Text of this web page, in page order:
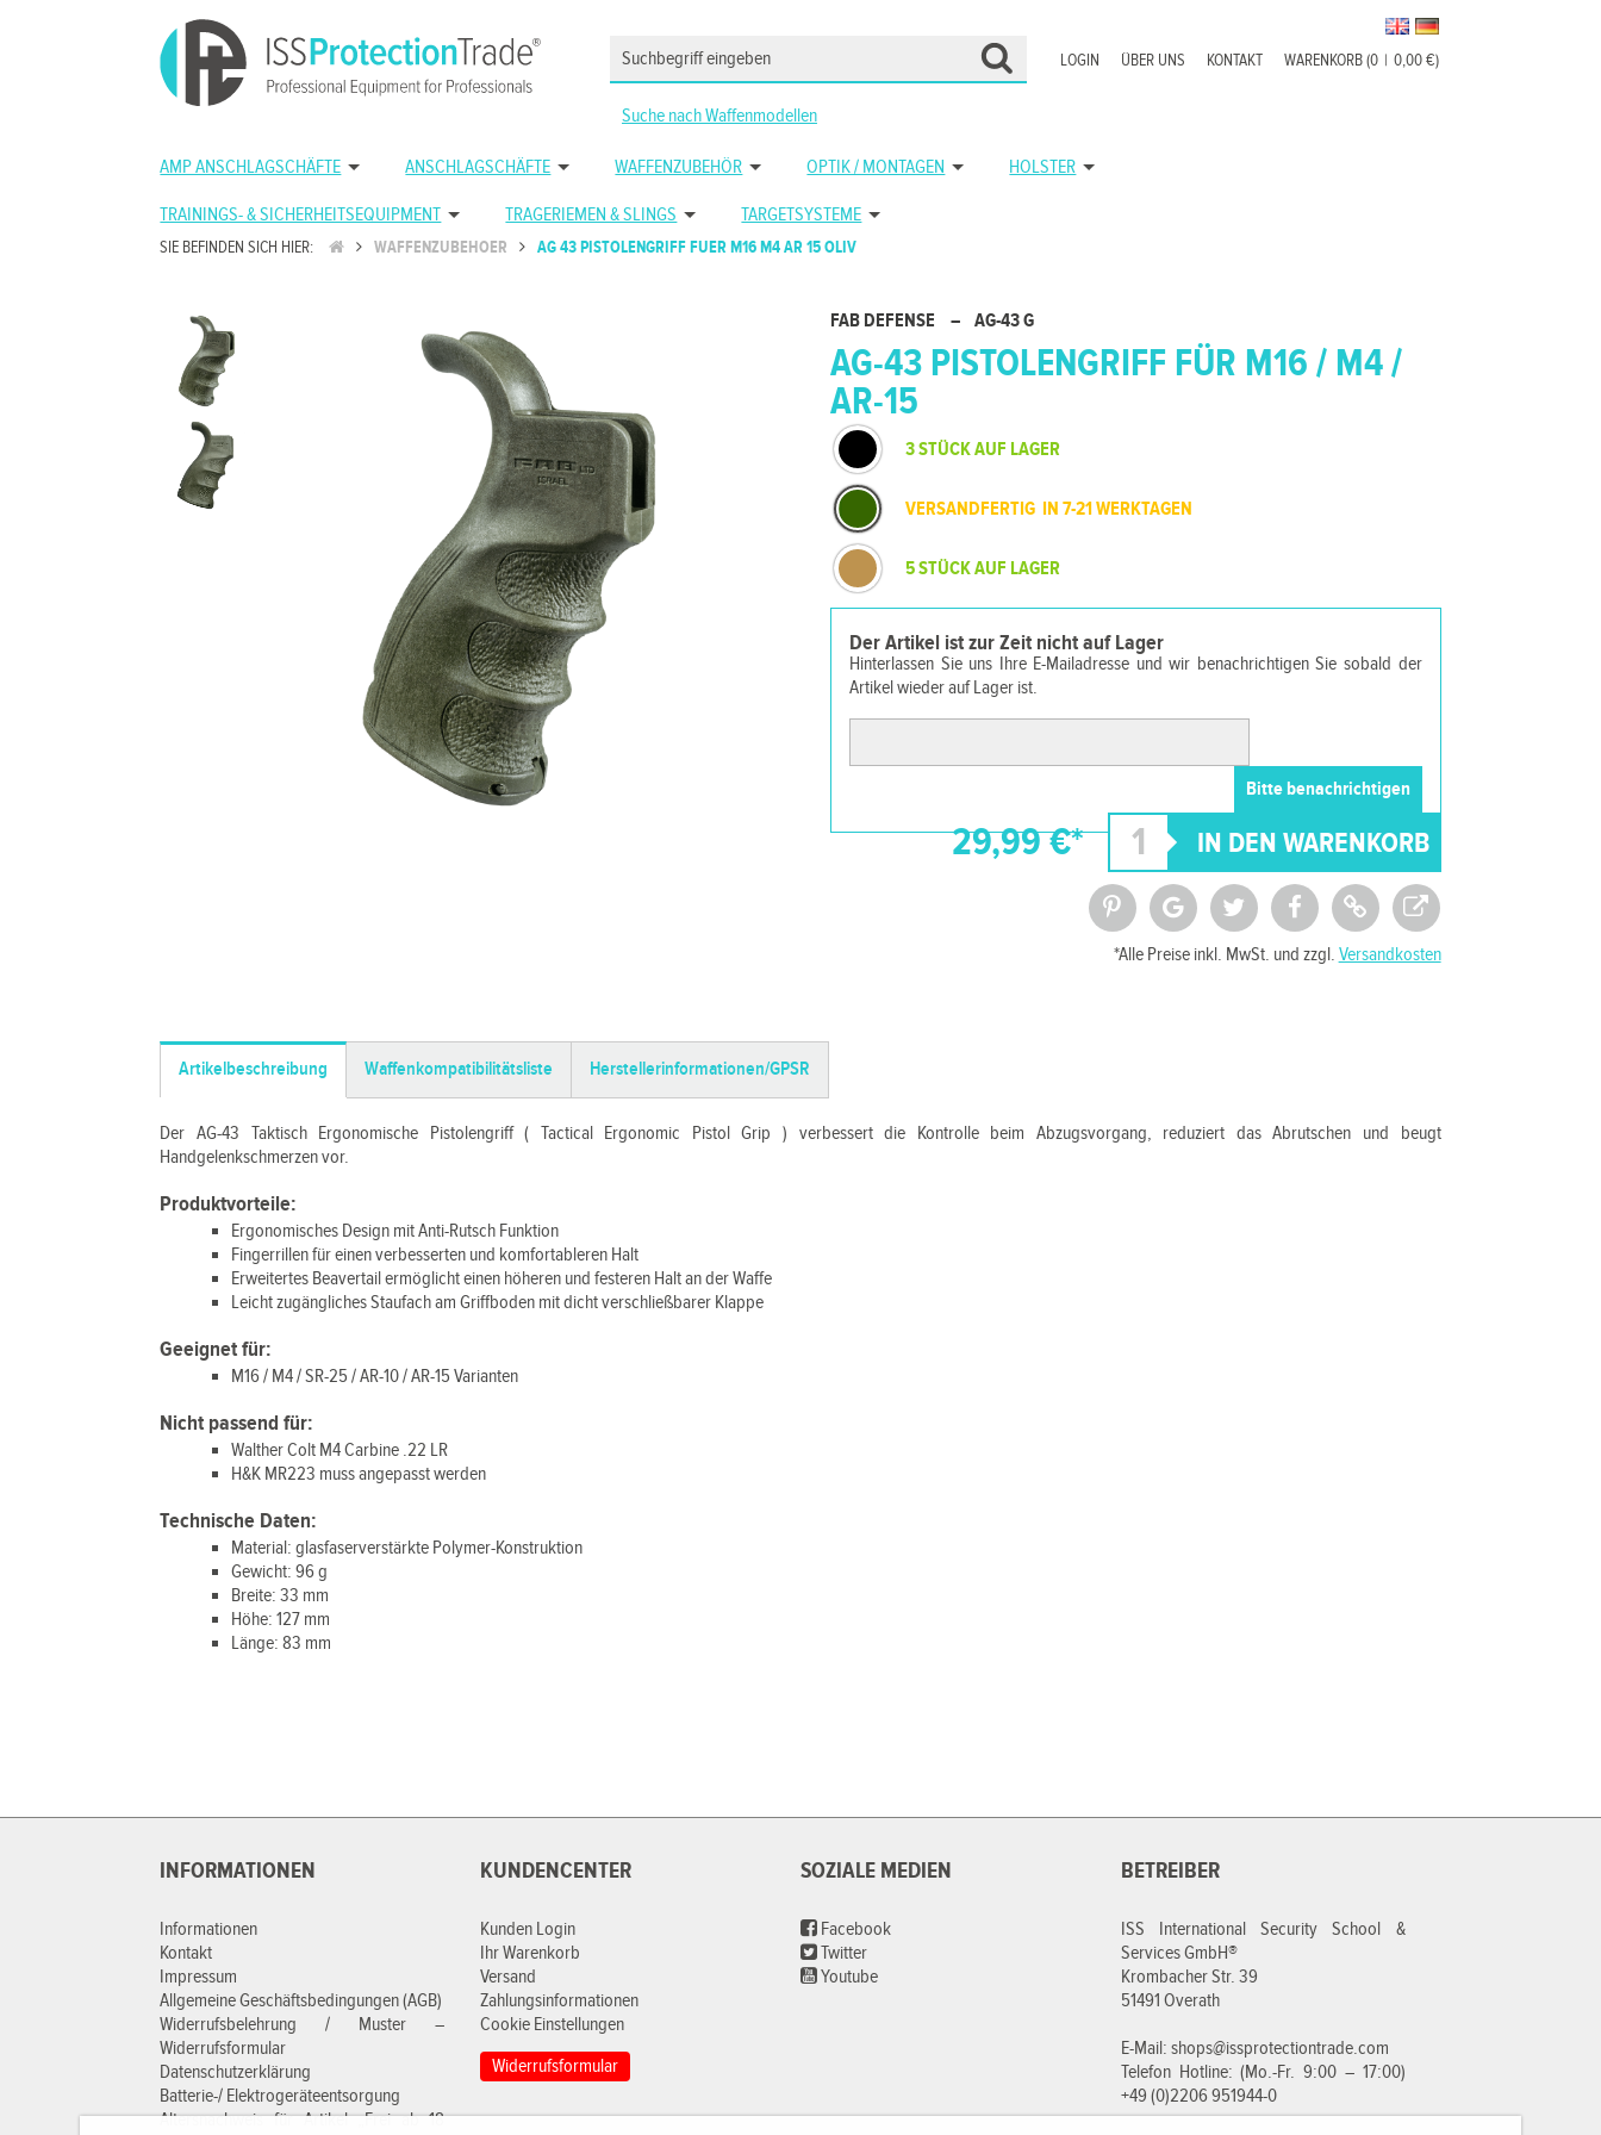
WARENKORB (0 | 0,00 €)
KONTAKT
ÜBER UNS
LOGIN
Suche nach Waffenmodellen
AMP ANSCHLAGSCHÄFTE ANSCHLAGSCHÄFTE WAFFENZUBEHÖR OPTIK / MONTAGEN HOLSTER
TRAININGS- & SICHERHEITSEQUIPMENT TRAGERIEMEN & SLINGS TARGETSYSTEME
SIE BEFINDEN SICH HIER: WAFFENZUBEHOER AG 43 PISTOLENGRIFF FUER M16 M4 AR 15 OLIV
FAB DEFENSE – AG-43 G
AG-43 PISTOLENGRIFF FÜR M16 / M4 /
AR-15
3 STÜCK AUF LAGER
VERSANDFERTIG IN 7-21 WERKTAGEN
5 STÜCK AUF LAGER
Der Artikel ist zur Zeit nicht auf Lager
Hinterlassen Sie uns Ihre E-Mailadresse und wir benachrichtigen Sie sobald der
Artikel wieder auf Lager ist.
29,99 €*
*Alle Preise inkl. MwSt. und zzgl. Versandkosten
Artikelbeschreibung Waffenkompatibilitätsliste Herstellerinformationen/GPSR
Der AG-43 Taktisch Ergonomische Pistolengriff ( Tactical Ergonomic Pistol Grip ) verbessert die Kontrolle beim Abzugsvorgang, reduziert das Abrutschen und beugt
Handgelenkschmerzen vor.
Produktvorteile:
Ergonomisches Design mit Anti-Rutsch Funktion
Fingerrillen für einen verbesserten und komfortableren Halt
Erweitertes Beavertail ermöglicht einen höheren und festeren Halt an der Waffe
Leicht zugängliches Staufach am Griffboden mit dicht verschließbarer Klappe
Geeignet für:
M16 / M4 / SR-25 / AR-10 / AR-15 Varianten
Nicht passend für:
Walther Colt M4 Carbine .22 LR
H&K MR223 muss angepasst werden
Technische Daten:
Material: glasfaserverstärkte Polymer-Konstruktion
Gewicht: 96 g
Breite: 33 mm
Höhe: 127 mm
Länge: 83 mm
INFORMATIONEN
Informationen
Kontakt
Impressum
Allgemeine Geschäftsbedingungen (AGB)
Widerrufsbelehrung / Muster –
Widerrufsformular
Datenschutzerklärung
Batterie-/ Elektrogeräteentsorgung
Altersnachweis für Artikel „Frei ab 18
KUNDENCENTER
Kunden Login
Ihr Warenkorb
Versand
Zahlungsinformationen
Cookie Einstellungen
Widerrufsformular
SOZIALE MEDIEN
Facebook
Twitter
Youtube
BETREIBER
ISS International Security School &
Services GmbH®
Krombacher Str. 39
51491 Overath
E-Mail: shops@issprotectiontrade.com
Telefon Hotline: (Mo.-Fr. 9:00 – 17:00)
+49 (0)2206 951944-0